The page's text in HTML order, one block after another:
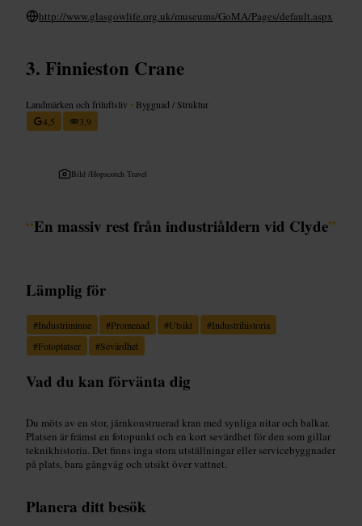
http://www.glasgowlife.org.uk/museums/GoMA/Pages/default.aspx
Finnieston Crane
Landmärken och friluftsliv • Byggnad / Struktur
4,5
3,9
Bild /Hopscotch Travel
“En massiv rest från industriåldern vid Clyde”
Lämplig för
#Industriminne #Promenad #Utsikt #Industrihistoria
#Fotoplatser #Sevärdhet
Vad du kan förvänta dig
Du möts av en stor, järnkonstruerad kran med synliga nitar och balkar.
Platsen är främst en fotopunkt och en kort sevärdhet för den som gillar
teknikhistoria. Det finns inga stora utställningar eller servicebyggnader
på plats, bara gångväg och utsikt över vattnet.
Planera ditt besök